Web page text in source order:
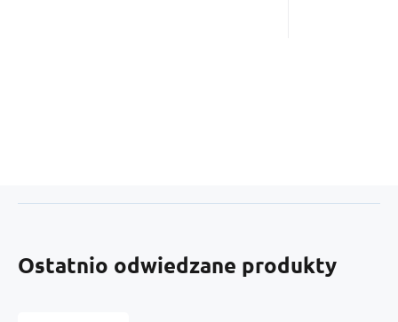
Ostatnio odwiedzane produkty